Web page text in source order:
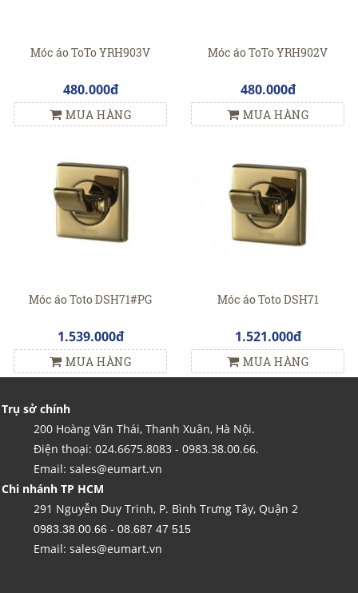
Móc áo ToTo YRH903V
480.000đ
MUA HÀNG
Móc áo ToTo YRH902V
480.000đ
MUA HÀNG
Móc áo Toto DSH71#PG
1.539.000đ
MUA HÀNG
Móc áo Toto DSH71
1.521.000đ
MUA HÀNG
Trụ sở chính
200 Hoàng Văn Thái, Thanh Xuân, Hà Nội.
Điện thoại: 024.6675.8083 - 0983.38.00.66.
Email: sales@eumart.vn
Chi nhánh TP HCM
291 Nguyễn Duy Trinh, P. Bình Trưng Tây, Quận 2
0983.38.00.66 - 08.687 47 515
Email: sales@eumart.vn